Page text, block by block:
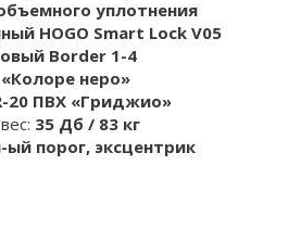
уплотнения
HOGO Smart Lock V05
Border 1-4
неро»
20 ПВХ «Гриджио»
35 Дб / 83 кг
порог, эксцентрик